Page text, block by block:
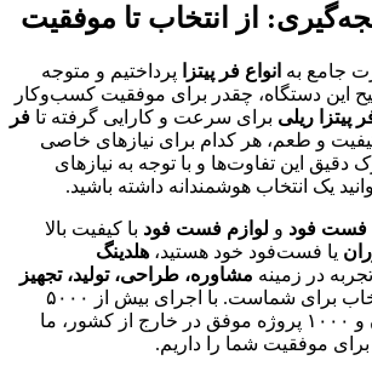
از انتخاب تا موفقیت
جامع به انواع فر پیتزا
پرداختیم و متوجه
این دستگاه، چقدر برای موفقیت کسب‌وکار
پیتزا ریلی برای سرعت و کارایی گرفته تا فر
و طعم، هر کدام برای نیازهای خاصی
دقیق این تفاوت‌ها و با توجه به نیازهای
یک انتخاب هوشمندانه داشته باشید.
فست فود و لوازم فست فود با کیفیت بالا
یا فست‌فود خود هستید، هلدینگ
مشاوره، طراحی، تولید، تجهیز
، بهترین انتخاب برای شماست. با اجرای بیش از ۵۰۰۰
پروژه موفق در ایران و ۱۰۰۰ پروژه موفق در خارج از کشور، ما
موفقیت شما را داریم.